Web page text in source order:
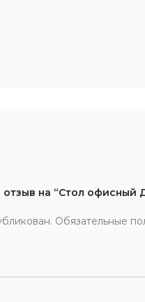
отзыв на “Стол
Обязательные